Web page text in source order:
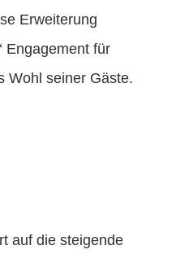
Erweiterung
Engagement für
Wohl seiner Gäste.
auf die steigende